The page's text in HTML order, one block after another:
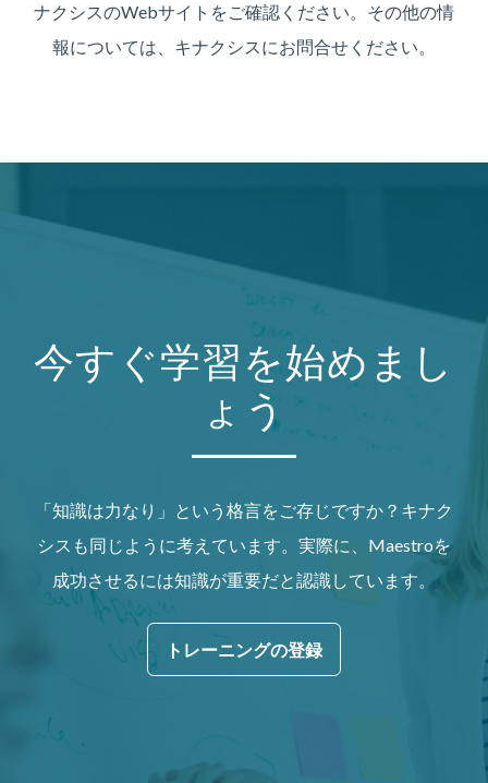
ナクシスのWebサイトをご確認ください。その他の情
報については、キナクシスにお問合せください。
今すぐ学習を始めまし
ょう
「知識は力なり」という格言をご存じですか？キナク
シスも同じように考えています。実際に、Maestroを
成功させるには知識が重要だと認識しています。
トレーニングの登録